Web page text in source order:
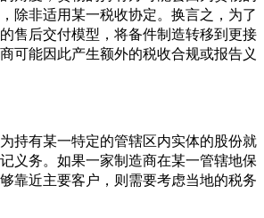
除非适用某一税收协定。换言之，为了
售后交付模型，将备件制造转移到更接
可能因此产生额外的税收合规或报告义
持有某一特定的管辖区内实体的股份就
义务。如果一家制造商在某一管辖地保
靠近主要客户，则需要考虑当地的税务